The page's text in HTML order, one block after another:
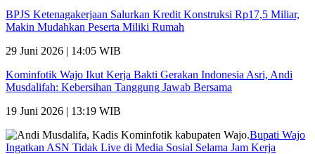
BPJS Ketenagakerjaan Salurkan Kredit Konstruksi Rp17,5 Miliar,
Makin Mudahkan Peserta Miliki Rumah
29 Juni 2026 | 14:05 WIB
Kominfotik Wajo Ikut Kerja Bakti Gerakan Indonesia Asri, Andi
Musdalifah: Kebersihan Tanggung Jawab Bersama
19 Juni 2026 | 13:19 WIB
Bupati Wajo
Ingatkan ASN Tidak Live di Media Sosial Selama Jam Kerja